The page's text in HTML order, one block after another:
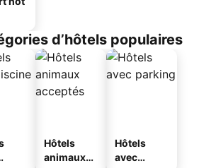
d’hôtels populaires
Hôtels
animaux
Hôtels
avec